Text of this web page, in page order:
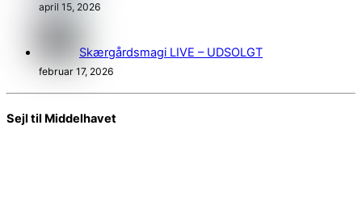
april 15, 2026
Skærgårdsmagi LIVE – UDSOLGT
februar 17, 2026
Sejl til Middelhavet